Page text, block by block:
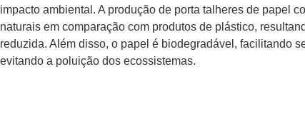
impacto ambiental. A produção de porta talheres de papel
naturais em comparação com produtos de plástico,
reduzida. Além disso, o papel é biodegradável, facilitando
evitando a poluição dos ecossistemas.